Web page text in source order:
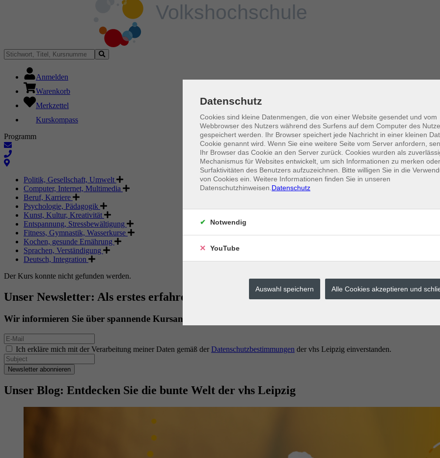
Anmelden
Warenkorb
Merkzettel
Kurskompass
Programm
Politik, Gesellschaft, Umwelt
Computer, Internet, Multimedia
Beruf, Karriere
Psychologie, Pädagogik
Kunst, Kultur, Kreativität
Entspannung, Stressbewältigung
Fitness, Gymnastik, Wasserkurse
Kochen, gesunde Ernährung
Sprachen, Verständigung
Deutsch, Integration
Der Kurs konnte nicht gefunden werden.
Unser Newsletter: Als erstes erfahren. Als erstes buchen.
Wir informieren Sie über spannende Kursangebote.
Ich erkläre mich mit der Verarbeitung meiner Daten gemäß der Datenschutzbestimmungen der vhs Leipzig einverstanden.
Newsletter abonnieren
Unser Blog: Entdecken Sie die bunte Welt der vhs Leipzig
Datenschutz
Cookies sind kleine Datenmengen, die von einer Website gesendet und vom
Webbrowser des Nutzers während des Surfens auf dem Computer des
gespeichert werden. Ihr Browser speichert jede Nachricht in einer kleinen
Cookie genannt wird. Wenn Sie eine weitere Seite vom Server anfordern,
Ihr Browser das Cookie an den Server zurück. Cookies wurden als
Mechanismus für Websites entwickelt, um sich Informationen zu merken
Surfaktivitäten des Benutzers aufzuzeichnen. Bitte willigen Sie in die
von Cookies ein. Weitere Informationen finden Sie in unseren
Datenschutzhinweisen. Datenschutz
Notwendig
YouTube
Auswahl speichern Alle Cookies akzeptieren und